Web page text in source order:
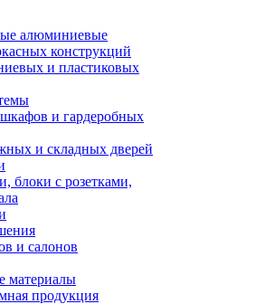
алюминиевые
конструкций
и пластиковых
и гардеробных
и складных дверей
блоки с розетками,
и салонов
материалы
продукция